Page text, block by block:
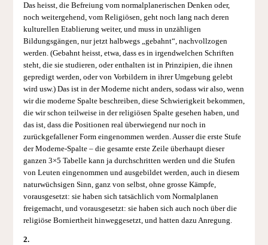
Das heisst, die Befreiung vom normalplanerischen Denken oder,
noch weitergehend, vom Religiösen, geht noch lang nach deren
kulturellen Etablierung weiter, und muss in unzähligen
Bildungsgängen, nur jetzt halbwegs „gebahnt“, nachvollzogen
werden. (Gebahnt heisst, etwa, dass es in irgendwelchen Schriften
steht, die sie studieren, oder enthalten ist in Prinzipien, die ihnen
gepredigt werden, oder von Vorbildern in ihrer Umgebung gelebt
wird usw.) Das ist in der Moderne nicht anders, sodass wir also, wenn
wir die moderne Spalte beschreiben, diese Schwierigkeit bekommen,
die wir schon teilweise in der religiösen Spalte gesehen haben, und
das ist, dass die Positionen real überwiegend nur noch in
zurückgefallener Form eingenommen werden. Ausser die erste Stufe
der Moderne-Spalte – die gesamte erste Zeile überhaupt dieser
ganzen 3×5 Tabelle kann ja durchschritten werden und die Stufen
von Leuten eingenommen und ausgebildet werden, auch in diesem
naturwüchsigen Sinn, ganz von selbst, ohne grosse Kämpfe,
vorausgesetzt: sie haben sich tatsächlich vom Normalplanen
freigemacht, und vorausgesetzt: sie haben sich auch noch über die
religiöse Borniertheit hinweggesetzt, und hatten dazu Anregung.
2.